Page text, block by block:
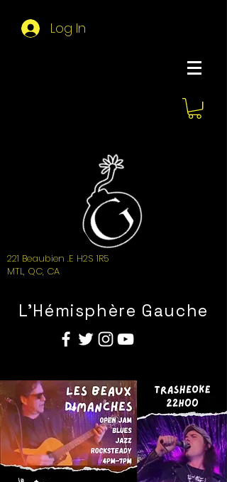
Log In
221 Beaubien .E H2S 1R5
MTL, QC, CA
L'Hémisphère Gauche